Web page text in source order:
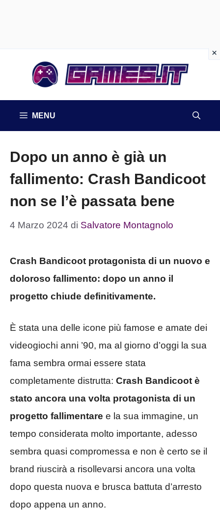
MENU
Dopo un anno è già un
fallimento: Crash Bandicoot
non se l’è passata bene
4 Marzo 2024 di Salvatore Montagnolo
Crash Bandicoot protagonista di un nuovo e
doloroso fallimento: dopo un anno il
progetto chiude definitivamente.
È stata una delle icone più famose e amate dei
videogiochi anni ’90, ma al giorno d’oggi la sua
fama sembra ormai essere stata
completamente distrutta: Crash Bandicoot è
stato ancora una volta protagonista di un
progetto fallimentare e la sua immagine, un
tempo considerata molto importante, adesso
sembra quasi compromessa e non è certo se il
brand riuscirà a risollevarsi ancora una volta
dopo questa nuova e brusca battuta d’arresto
dopo appena un anno.